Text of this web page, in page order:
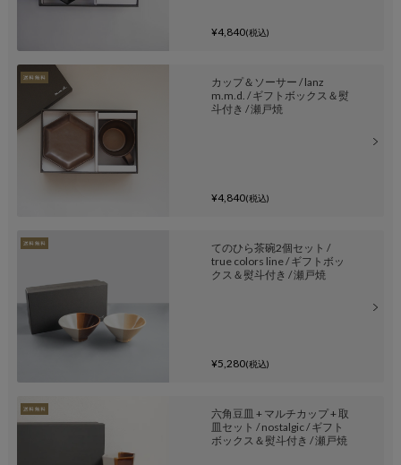
¥4,840(税込)
カップ＆ソーサー / lanz
m.m.d. / ギフトボックス＆熨
斗付き / 瀬戸焼
¥4,840(税込)
てのひら茶碗2個セット /
true colors line / ギフトボッ
クス＆熨斗付き / 瀬戸焼
¥5,280(税込)
六角豆皿 + マルチカップ + 取
皿セット / nostalgic / ギフト
ボックス＆熨斗付き / 瀬戸焼